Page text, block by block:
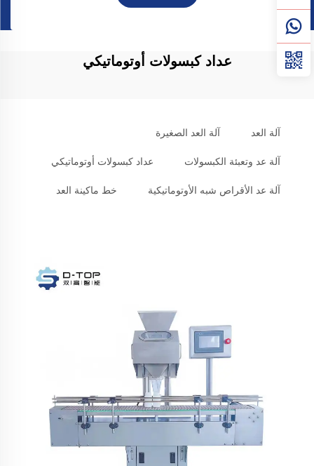
عداد كبسولات أوتوماتيكي
آلة العد آلة العد الصغيرة
آلة عد وتعبئة الكبسولات عداد كبسولات أوتوماتيكي
آلة عد الأقراص شبه الأوتوماتيكية خط ماكينة العد